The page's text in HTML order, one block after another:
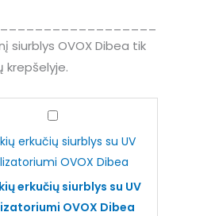
siurblys OVOX Dibea tik
krepšelyje.
Dulkių
erkučių
siurblys
su
UV
erkučių siurblys su UV
OVOX Dibea
was:
€239,00.
is:
€99,99.